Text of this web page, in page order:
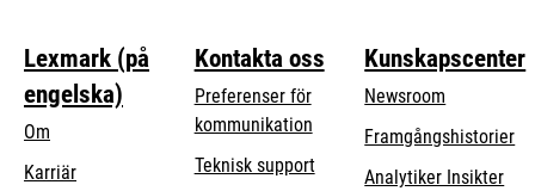
Lexmark (på
engelska)
Om
Karriär
Kontakta oss
Preferenser för
kommunikation
Teknisk supportopens
Kunskapscenter
Newsroom
Framgångshistorier
Analytiker Insikter